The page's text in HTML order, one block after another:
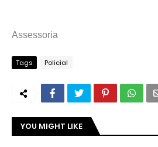
Assessoria
Tags Policial
YOU MIGHT LIKE